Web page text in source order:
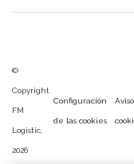
©
Copyright
FM
Logistic,
2026
Configuración
de las cookies
Aviso